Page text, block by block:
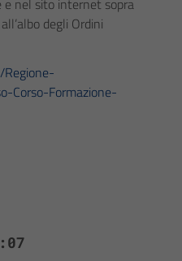
e nel sito internet sopra
degli Ordini
Corso-Formazione-